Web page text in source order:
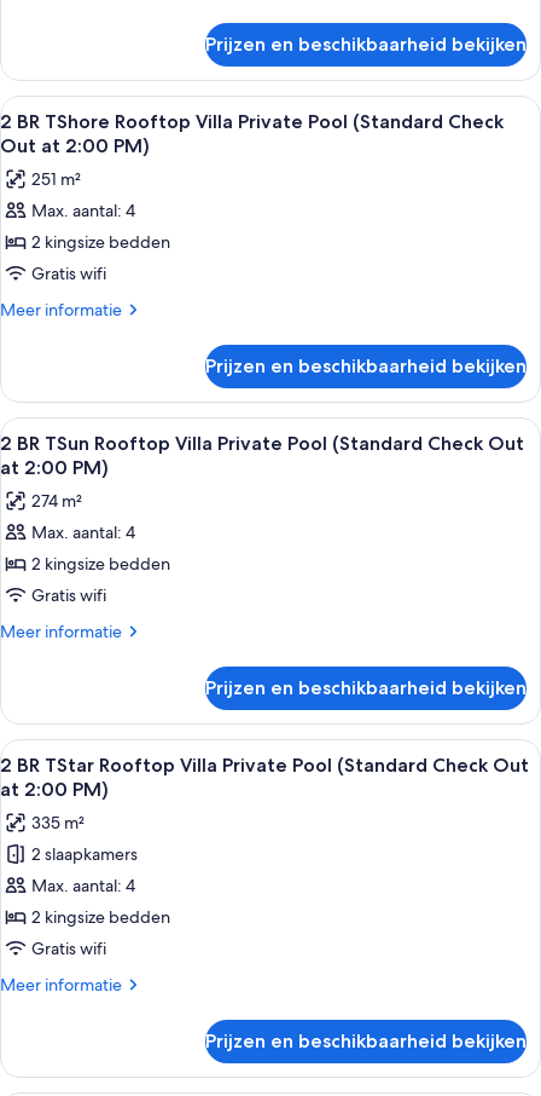
(Standard
Check
Out
at
2:00
PM)
laden
BR
TSky
Rooftop
Villa
Pool
(Standard
Out
at
PM)
Prijzen en beschikbaarheid bekijken
Alle
foto's
voor
2
BR
TShore
Rooftop
Villa
(Standard
Check
Out
at
2:00
PM)
laden
2 BR TShore Rooftop Villa Private
8
2 BR TShore Rooftop Villa Private Pool (Standard Check
Out at 2:00 PM)
251 m²
Max. aantal: 4
2 kingsize bedden
Gratis wifi
Meer informatie
Meer
BR
TShore
Rooftop
Villa
Pool
(Standard
Out
at
PM)
Prijzen en beschikbaarheid bekijken
Alle
foto's
voor
2
BR
TSun
Rooftop
Villa
(Standard
Check
Out
at
2:00
PM)
laden
2 BR TSun Rooftop Villa Private
5
2 BR TSun Rooftop Villa Private Pool (Standard Check Out
at 2:00 PM)
274 m²
Max. aantal: 4
2 kingsize bedden
Gratis wifi
Meer informatie
Meer
BR
TSun
Rooftop
Villa
Pool
(Standard
Check
Out
at
PM)
Prijzen en beschikbaarheid bekijken
Alle
foto's
voor
2
BR
TStar
Rooftop
Villa
Private
Check
Out
Een dakzwembad met ligbedden,
5
2 BR TStar Rooftop Villa Private Pool (Standard Check Out
at 2:00 PM)
335 m²
2 slaapkamers
Max. aantal: 4
2 kingsize bedden
Gratis wifi
Meer informatie
Meer
BR
Prijzen en beschikbaarheid bekijken